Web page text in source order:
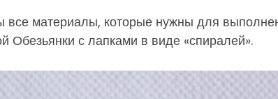
все материалы, которые нужны для
Обезьянки с лапками в виде «спиралей».